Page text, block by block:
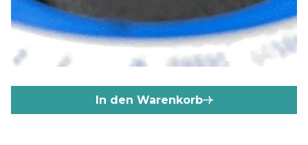
In den Warenkorb